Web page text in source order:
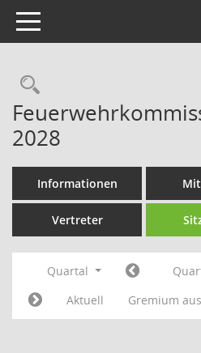
Toggle navigation
Rechercheauswahl
2028
Informationen
Vertreter
Quartal
Aktuell
Gremium